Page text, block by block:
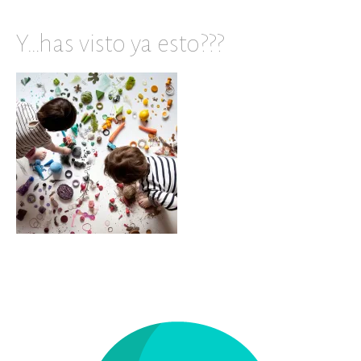
Y…has visto ya esto???